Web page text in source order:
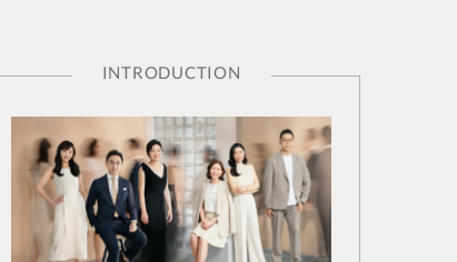
INTRODUCTION